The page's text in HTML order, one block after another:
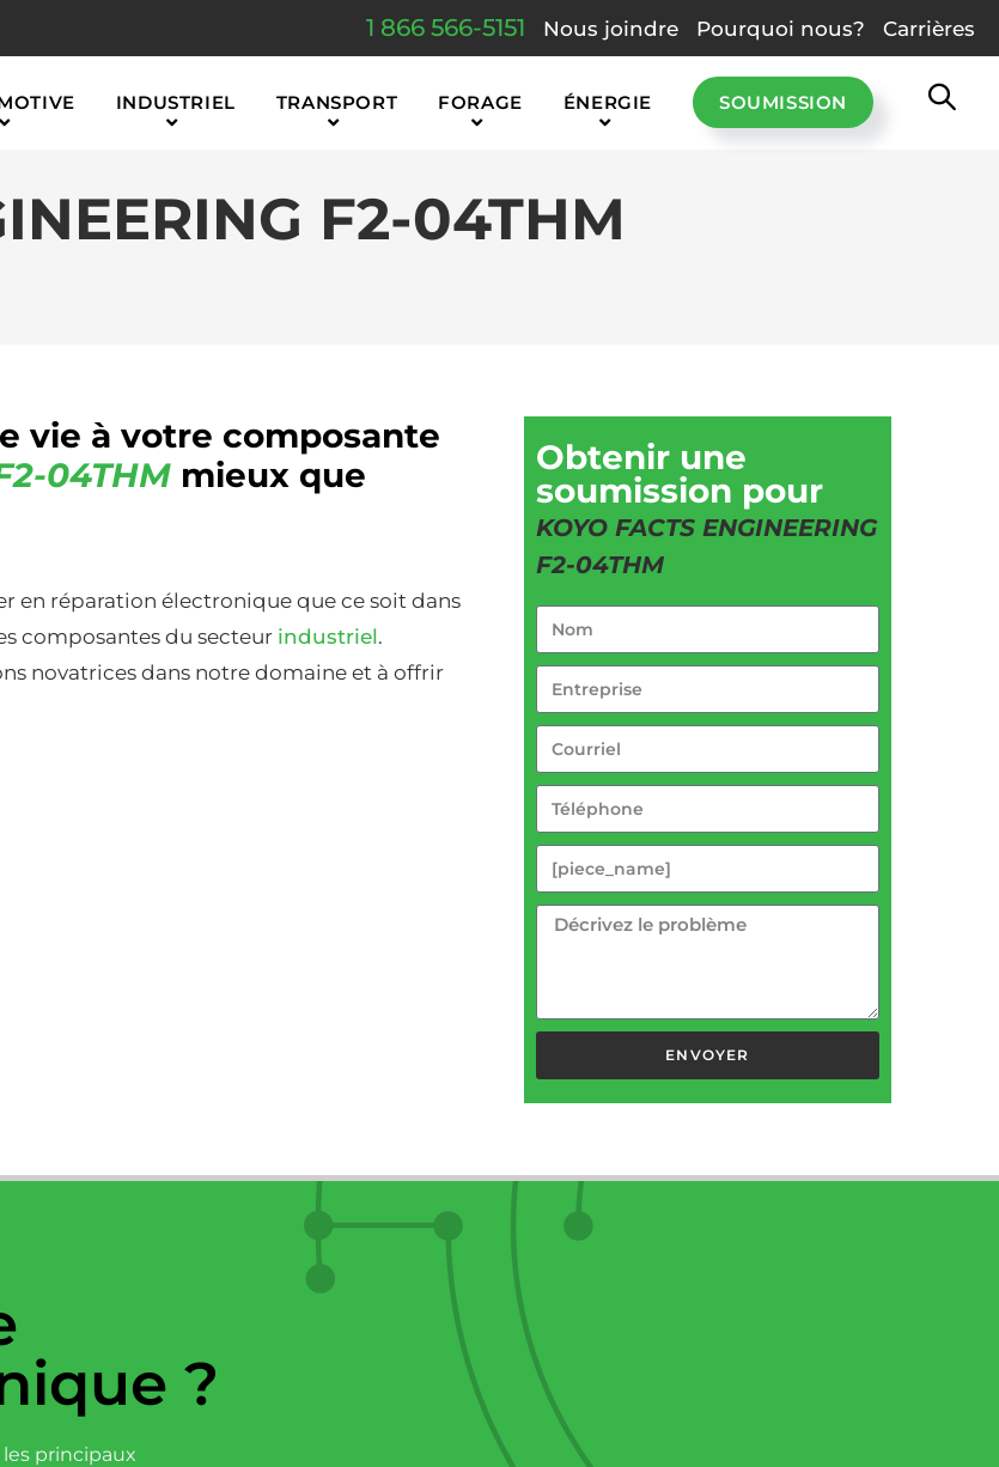
1 866 566-5151 Nous joindre Pourquoi nous? Carrières
INDUSTRIEL TRANSPORT FORAGE ÉNERGIE SOUMISSION
F2-04THM
vie à votre composante
04THM mieux que
en réparation électronique que ce soit dans
composantes du secteur industriel.
novatrices dans notre domaine et à offrir
Obtenir une
soumission pour
KOYO FACTS ENGINEERING
F2-04THM
ENVOYER
?
principaux